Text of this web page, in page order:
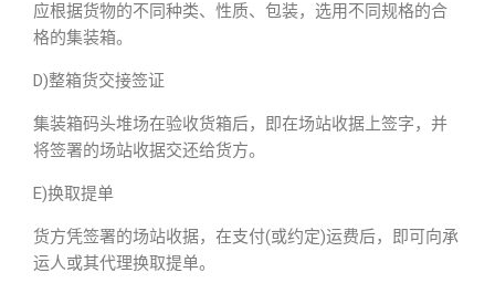
应根据货物的不同种类、性质、包装，选用不同规格的合
格的集装箱。
D)整箱货交接签证
集装箱码头堆场在验收货箱后，即在场站收据上签字，并
将签署的场站收据交还给货方。
E)换取提单
货方凭签署的场站收据，在支付(或约定)运费后，即可向承
运人或其代理换取提单。